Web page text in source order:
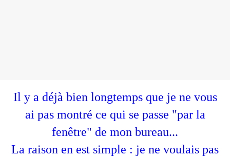
Il y a déjà bien longtemps que je ne vous
ai pas montré ce qui se passe "par la
fenêtre" de mon bureau...
La raison en est simple : je ne voulais pas